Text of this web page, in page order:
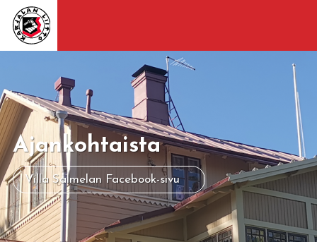
Ajankohtaista
Villa Salmelan Facebook-sivu